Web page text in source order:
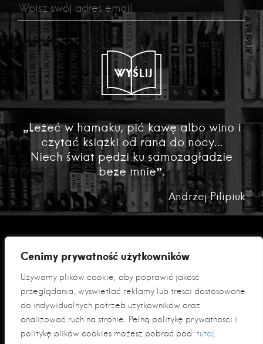
Cenimy prywatność użytkowników
Używamy plików cookie, aby poprawić jakość
przeglądania, wyświetlać reklamy lub treści dostosowane
do indywidualnych potrzeb użytkowników oraz
analizować ruch na stronie. Pełną politykę prywatności i
politykę plików cookies możesz pobrać pod: tutaj.
WYŚLIJ
„Leżeć w hamaku, pić kawę albo wino i
czytać książki od rana do nocy...
Niech świat pędzi ku samozagładzie
beze mnie”.
Andrzej Pilipiuk
Polityka prywatności
Klauzula informacyjna RODO